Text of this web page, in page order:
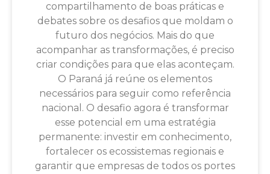
compartilhamento de boas práticas e
debates sobre os desafios que moldam o
futuro dos negócios. Mais do que
acompanhar as transformações, é preciso
criar condições para que elas aconteçam.
O Paraná já reúne os elementos
necessários para seguir como referência
nacional. O desafio agora é transformar
esse potencial em uma estratégia
permanente: investir em conhecimento,
fortalecer os ecossistemas regionais e
garantir que empresas de todos os portes